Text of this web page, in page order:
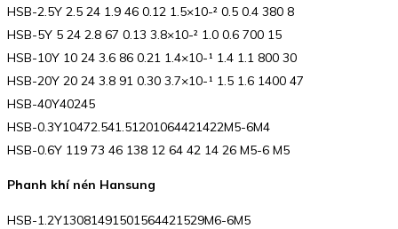
HSB-2.5Y 2.5 24 1.9 46 0.12 1.5×10-² 0.5 0.4 380 8
HSB-5Y 5 24 2.8 67 0.13 3.8×10-² 1.0 0.6 700 15
HSB-10Y 10 24 3.6 86 0.21 1.4×10-¹ 1.4 1.1 800 30
HSB-20Y 20 24 3.8 91 0.30 3.7×10-¹ 1.5 1.6 1400 47
HSB-40Y40245
HSB-0.3Y10472.541.51201064421422M5-6M4
HSB-0.6Y 119 73 46 138 12 64 42 14 26 M5-6 M5
Phanh khí nén Hansung
HSB-1.2Y13081491501564421529M6-6M5